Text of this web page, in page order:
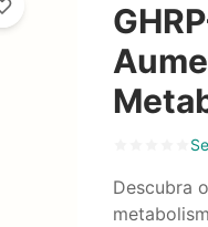
Descubra